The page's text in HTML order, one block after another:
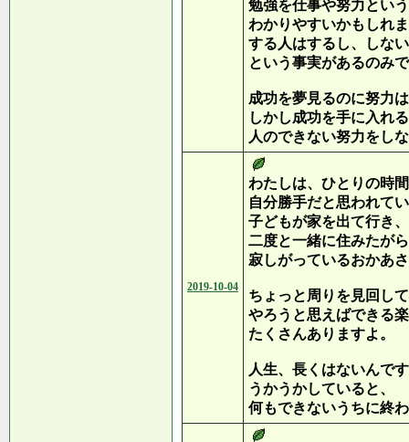
勉強を仕事や努力とい
わかりやすいかもしれ
する人はするし、しな
という事実があるのみ
成功を夢見るのに努力
しかし成功を手に入れ
人のできない努力をし
2019-10-04
わたしは、ひとりの時
自分勝手だと思われて
子どもが家を出て行き、
二度と一緒に住みたが
寂しがっているおかあ
ちょっと周りを見回し
やろうと思えばできる
たくさんありますよ。
人生、長くはないんで
うかうかしていると、
何もできないうちに終